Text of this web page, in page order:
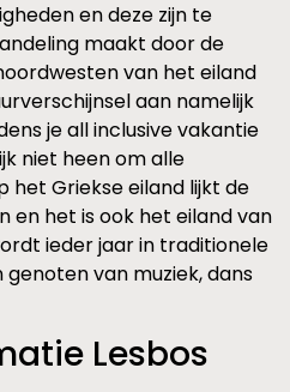
en deze zijn te
maakt door de
van het eiland
aan namelijk
je all inclusive vakantie
niet heen om alle
het Griekse eiland lijkt de
en het is ook het eiland van
ieder jaar in traditionele
van muziek, dans
Lesbos